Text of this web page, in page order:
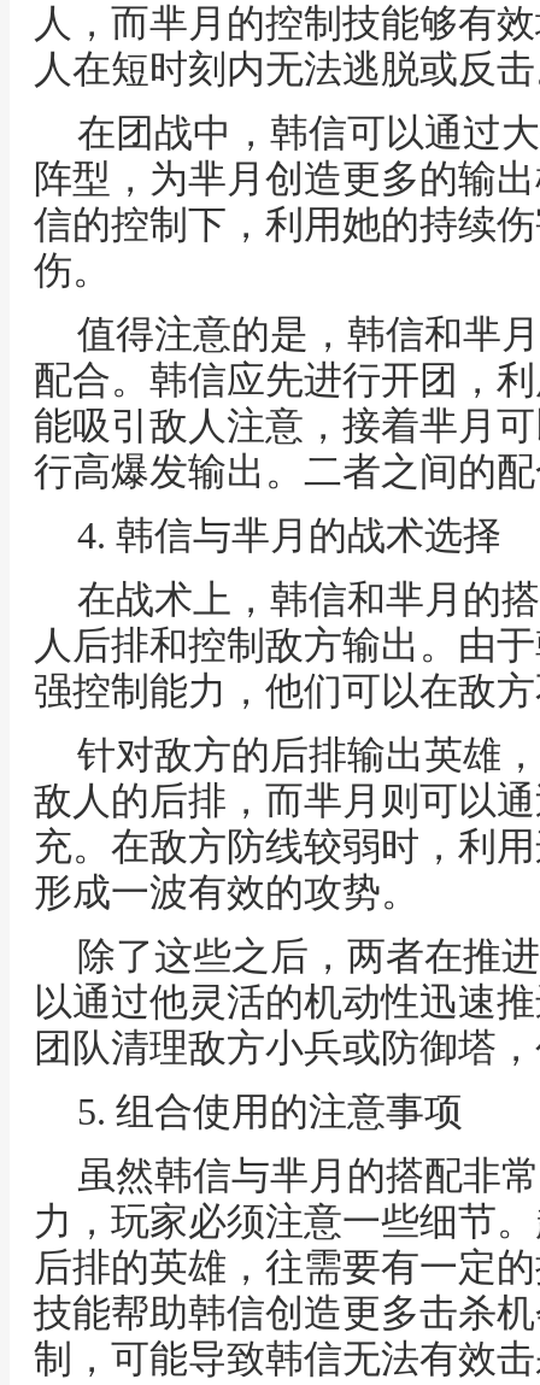
人，而芈月的控制技能够有
人在短时刻内无法逃脱或反
在团战中，韩信可以通过
阵型，为芈月创造更多的输
信的控制下，利用她的持续
伤。
值得注意的是，韩信和芈
配合。韩信应先进行开团，
能吸引敌人注意，接着芈月
行高爆发输出。二者之间的
4. 韩信与芈月的战术选择
在战术上，韩信和芈月的
人后排和控制敌方输出。由
强控制能力，他们可以在敌
针对敌方的后排输出英雄
敌人的后排，而芈月则可以
充。在敌方防线较弱时，利
形成一波有效的攻势。
除了这些之后，两者在推
以通过他灵活的机动性迅速
团队清理敌方小兵或防御塔
5. 组合使用的注意事项
虽然韩信与芈月的搭配非
力，玩家必须注意一些细节
后排的英雄，往需要有一定
技能帮助韩信创造更多击杀
制，可能导致韩信无法有效